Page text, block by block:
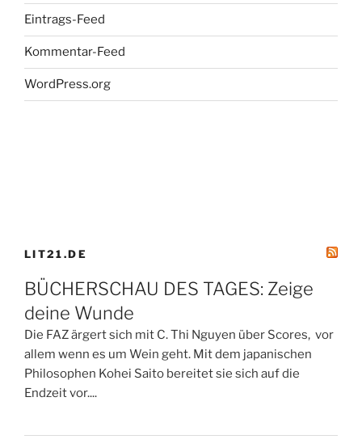
Eintrags-Feed
Kommentar-Feed
WordPress.org
LIT21.DE
BÜCHERSCHAU DES TAGES: Zeige
deine Wunde
Die FAZ ärgert sich mit C. Thi Nguyen über Scores, vor
allem wenn es um Wein geht. Mit dem japanischen
Philosophen Kohei Saito bereitet sie sich auf die
Endzeit vor....